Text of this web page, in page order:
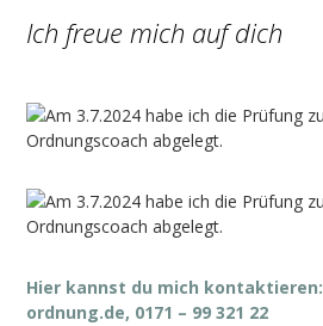
Ich freue mich auf dich
Hier kannst du mich kontaktieren:
ordnung.de, 0171 – 99 321 22